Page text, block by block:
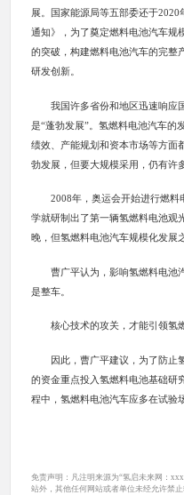
展。国家能源局等五部委还于
通知》，为了奠定燃料电池汽车规
的突破，构建燃料电池汽车的完整
研发创新。
我国许多省份和地区迅速响应
是“蓬勃发展”。氢燃料电池汽车的
绩效、产能规划和资本市场等方面
勃发展，但要大规模采用，仍有许
2008年，奥运会开始进行燃
学就研制出了第一辆氢燃料电池观
晚，但氢燃料电池汽车规模化发展
曹广平认为，影响氢燃料电池
是整车。
核心技术的攻关，才能引领氢
因此，曹广平建议，为了防止
的资金重点投入氢燃料电池基础研
程中，氢燃料电池汽车应多在试验
免责声明：凡注明来源为“氢启未来网：
站外，其他任何网站或者单位未经允许禁